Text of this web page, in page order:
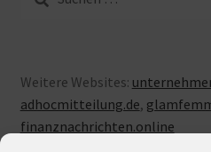
nach:
Weitere Websites:
adhocmitteilung.de,
finanznachrichten.online